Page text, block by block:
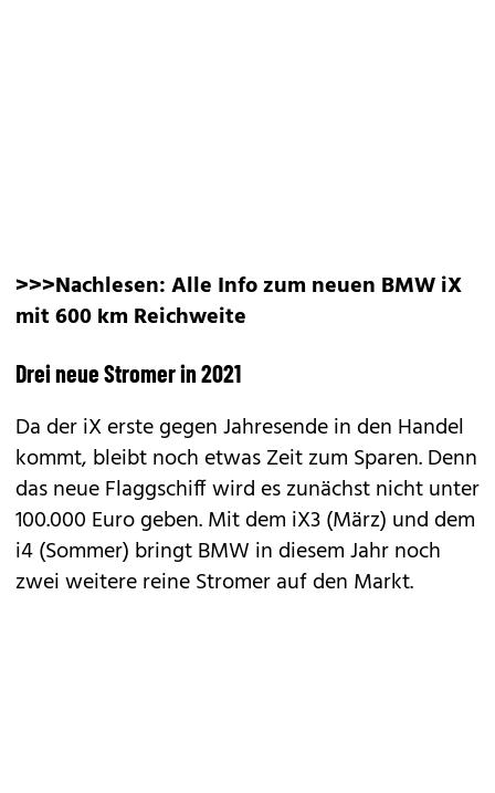
>>>Nachlesen:Alle Info zum neuen BMW iX
mit 600 km Reichweite
Drei neue Stromer in 2021
Da der iX erste gegen Jahresende in den Handel
kommt, bleibt noch etwas Zeit zum Sparen. Denn
das neue Flaggschiff wird es zunächst nicht unter
100.000 Euro geben. Mit dem iX3(März) und dem
i4(Sommer) bringt BMW in diesem Jahr noch
zwei weitere reine Stromer auf den Markt.